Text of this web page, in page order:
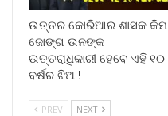
ଉତ୍ତର କୋରିଆର ଶାସକ କିମ
ଜୋଙ୍ଗ ଉନଙ୍କ
ଉତ୍ତରାଧିକାରୀ ହେବେ ଏହି ୧୦
ବର୍ଷର ଝିଅ !
PREV NEXT